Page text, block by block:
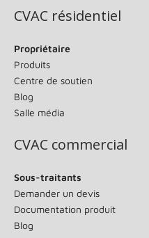
CVAC résidentiel
Propriétaire
Produits
Centre de soutien
Blog
Salle média
CVAC commercial
Sous-traitants
Demander un devis
Documentation produit
Blog